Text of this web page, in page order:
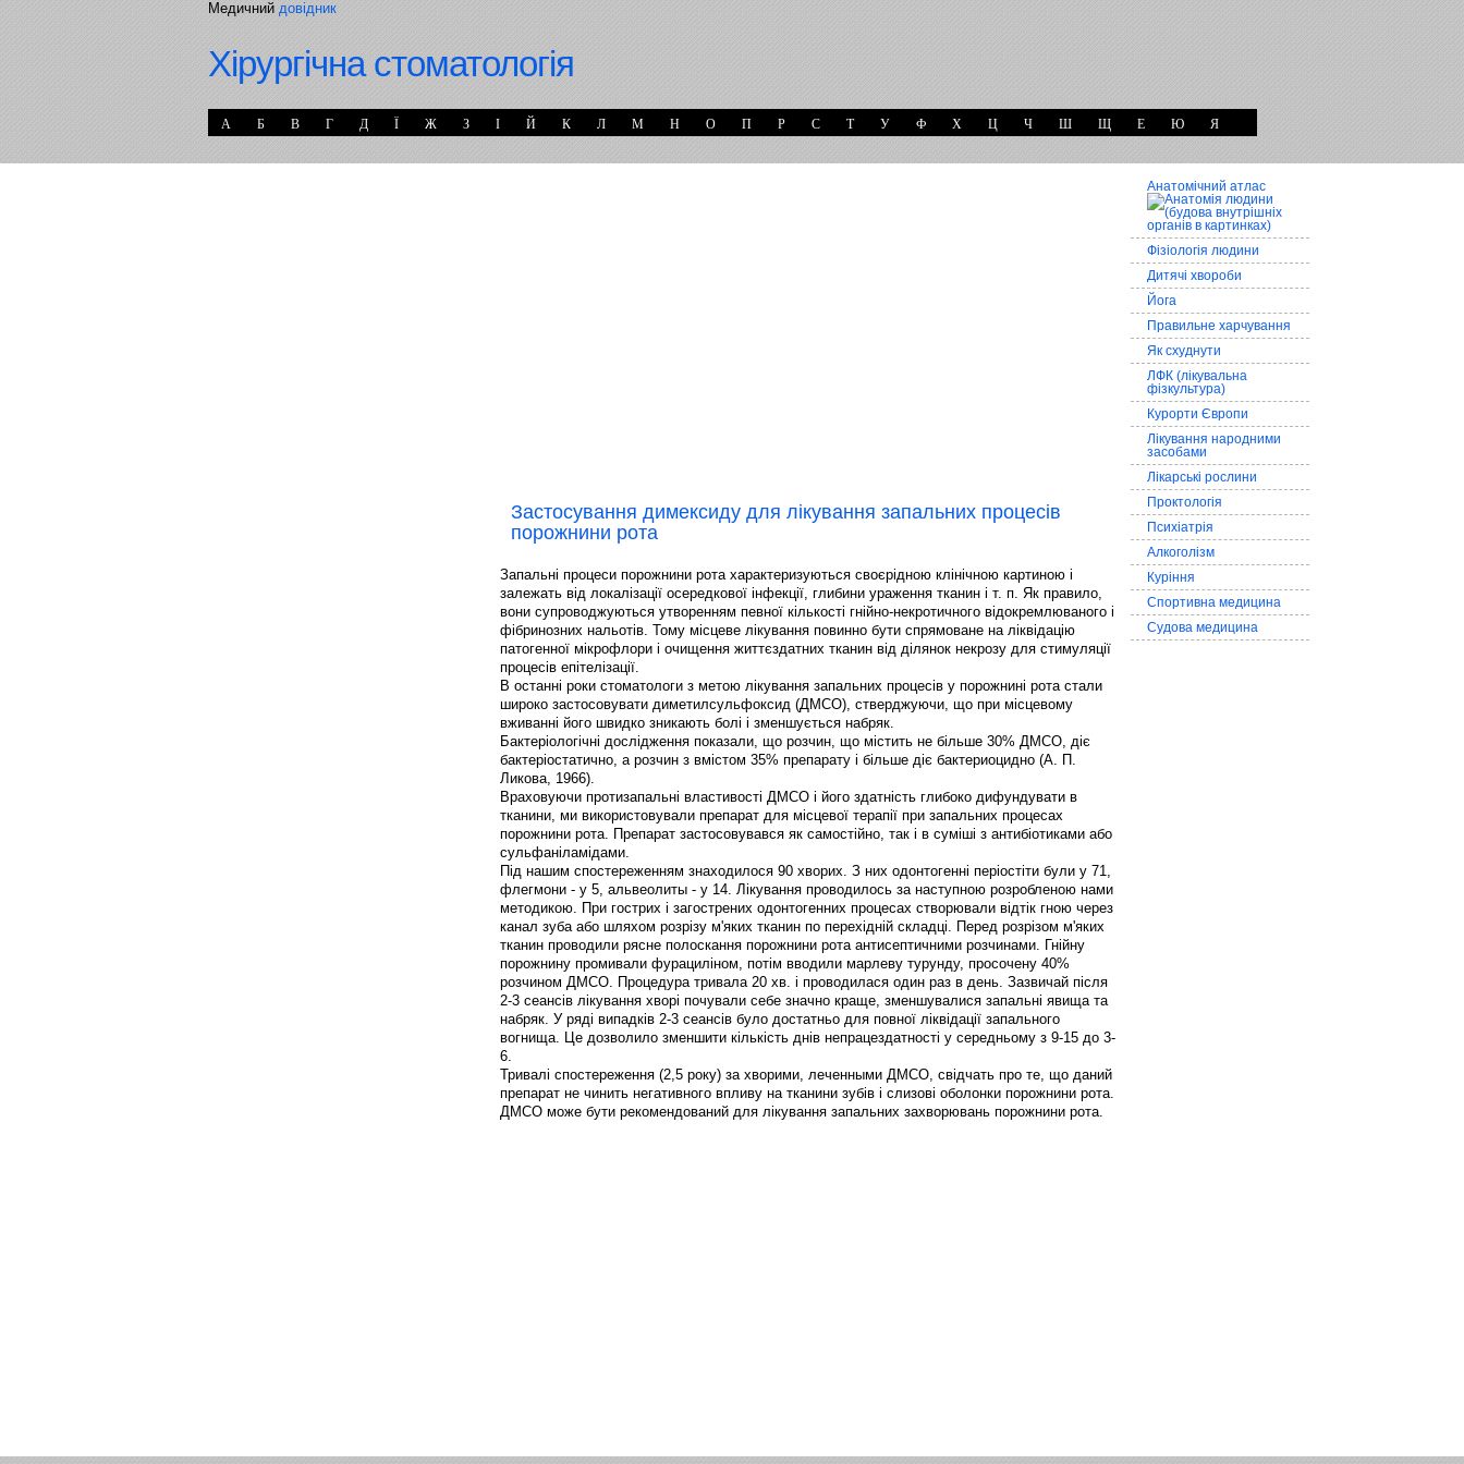
Медичнийдовідник
Хірургічна стоматологія
А Б В Г Д Ї Ж З І Й К Л М Н О П Р С Т У Ф Х Ц Ч Ш Щ Е Ю Я
Застосування димексиду для лікування запальних процесів
порожнини рота
Запальні процеси порожнини рота характеризуються своєрідною клінічною картиною і
залежать від локалізації осередкової інфекції, глибини ураження тканин і т. п. Як правило,
вони супроводжуються утворенням певної кількості гнійно-некротичного відокремлюваного і
фібринозних нальотів. Тому місцеве лікування повинно бути спрямоване на ліквідацію
патогенної мікрофлори і очищення життєздатних тканин від ділянок некрозу для стимуляції
процесів епітелізації.
В останні роки стоматологи з метою лікування запальних процесів у порожнині рота стали
широко застосовувати диметилсульфоксид (ДМСО), стверджуючи, що при місцевому
вживанні його швидко зникають болі і зменшується набряк.
Бактеріологічні дослідження показали, що розчин, що містить не більше 30% ДМСО, діє
бактеріостатично, а розчин з вмістом 35% препарату і більше діє бактериоцидно (А. П.
Ликова, 1966).
Враховуючи протизапальні властивості ДМСО і його здатність глибоко дифундувати в
тканини, ми використовували препарат для місцевої терапії при запальних процесах
порожнини рота. Препарат застосовувався як самостійно, так і в суміші з антибіотиками або
сульфаніламідами.
Під нашим спостереженням знаходилося 90 хворих. З них одонтогенні періостіти були у 71,
флегмони - у 5, альвеолиты - у 14. Лікування проводилось за наступною розробленою нами
методикою. При гострих і загострених одонтогенних процесах створювали відтік гною через
канал зуба або шляхом розрізу м'яких тканин по перехідній складці. Перед розрізом м'яких
тканин проводили рясне полоскання порожнини рота антисептичними розчинами. Гнійну
порожнину промивали фурациліном, потім вводили марлеву турунду, просочену 40%
розчином ДМСО. Процедура тривала 20 хв. і проводилася один раз в день. Зазвичай після
2-3 сеансів лікування хворі почували себе значно краще, зменшувалися запальні явища та
набряк. У ряді випадків 2-3 сеансів було достатньо для повної ліквідації запального
вогнища. Це дозволило зменшити кількість днів непрацездатності у середньому з 9-15 до 3-
6.
Тривалі спостереження (2,5 року) за хворими, леченными ДМСО, свідчать про те, що даний
препарат не чинить негативного впливу на тканини зубів і слизові оболонки порожнини рота.
ДМСО може бути рекомендований для лікування запальних захворювань порожнини рота.
Анатомічний атлас
Фізіологія людини
Дитячі хвороби
Йога
Правильне харчування
Як схуднути
ЛФК (лікувальна
фізкультура)
Курорти Європи
Лікування народними
засобами
Лікарські рослини
Проктологія
Психіатрія
Алкоголізм
Куріння
Спортивна медицина
Судова медицина